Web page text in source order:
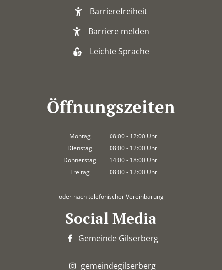
Barrierefreiheit
Barriere melden
Leichte Sprache
Öffnungszeiten
Montag 08:00- 12:00 Uhr
Von 08:00 bis 12:00 Uhr
Dienstag 08:00- 12:00 Uhr
Von 08:00 bis 12:00 Uhr
Donnerstag 14:00- 18:00 Uhr
Von 14:00 bis 18:00 Uhr
Freitag 08:00- 12:00 Uhr
oder nach telefonischer Vereinbarung
Social Media
Gemeinde Gilserberg
gemeindegilserberg